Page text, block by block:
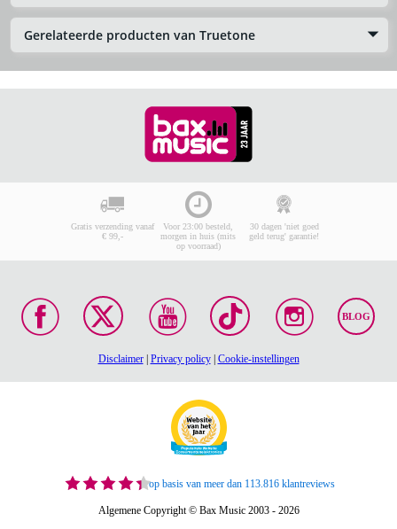
Gerelateerde producten van Truetone
Gratis verzending vanaf
€ 99,-
Voor 23:00 besteld,
morgen in huis (mits
op voorraad)
30 dagen 'niet goed
geld terug' garantie!
BLOG
Disclaimer| Privacy policy| Cookie-instellingen
op basis van meer dan 113.816 klantreviews
Algemene Copyright © Bax Music 2003 - 2026